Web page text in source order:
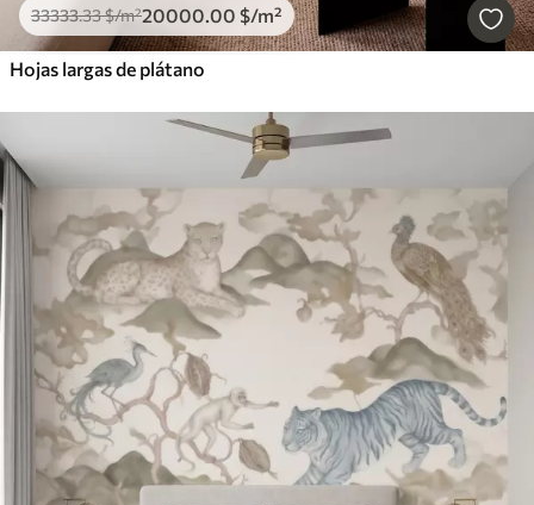
33333.33$/m²20000 .00 $/m²
Hojas largas de plátano